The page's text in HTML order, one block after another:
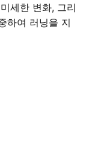
세한 변화, 그리
하여 러닝을 지